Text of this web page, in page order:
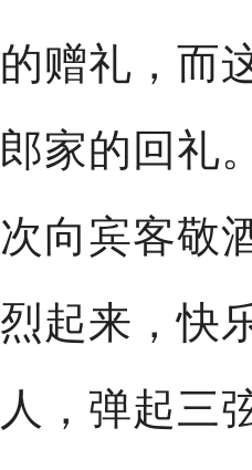
的赠礼，而
郎家的回礼
次向宾客敬
烈起来，快
人，弹起三